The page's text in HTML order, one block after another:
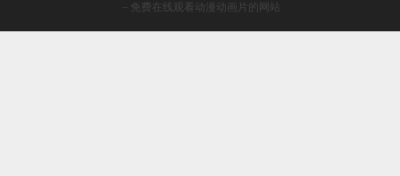
－免费在线观看动漫动画片的网站